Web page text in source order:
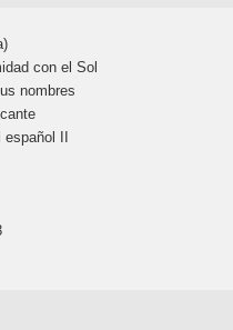
con el Sol
nombres
II